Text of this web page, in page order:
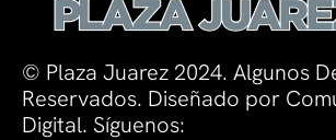
© Plaza Juarez 2024. Algunos
Reservados. Diseñado por
Digital. Síguenos: